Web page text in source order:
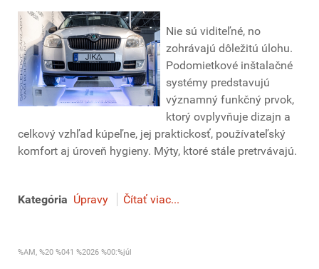
Nie sú viditeľné, no
zohrávajú dôležitú úlohu.
Podomietkové inštalačné
systémy predstavujú
významný funkčný prvok,
ktorý ovplyvňuje dizajn a
celkový vzhľad kúpeľne, jej praktickosť, používateľský
komfort aj úroveň hygieny. Mýty, ktoré stále pretrvávajú.
Kategória Úpravy Čítať viac...
%AM, %20 %041 %2026 %00:%júl